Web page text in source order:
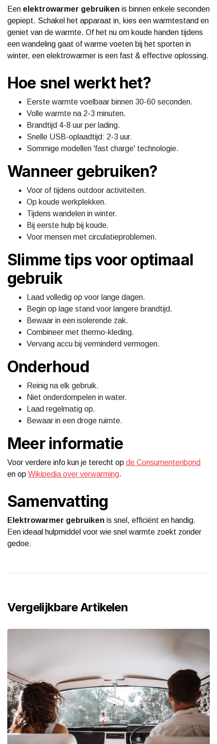
Een elektrowarmer gebruiken is binnen enkele seconden
gepiept. Schakel het apparaat in, kies een warmtestand en
geniet van de warmte. Of het nu om koude handen tijdens
een wandeling gaat of warme voeten bij het sporten in
winter, een elektrowarmer is een fast & effective oplossing.
Hoe snel werkt het?
Eerste warmte voelbaar binnen 30-60 seconden.
Volle warmte na 2-3 minuten.
Brandtijd 4-8 uur per lading.
Snelle USB-oplaadtijd: 2-3 uur.
Sommige modellen 'fast charge' technologie.
Wanneer gebruiken?
Voor of tijdens outdoor activiteiten.
Op koude werkplekken.
Tijdens wandelen in winter.
Bij eerste hulp bij koude.
Voor mensen met circulatieproblemen.
Slimme tips voor optimaal
gebruik
Laad volledig op voor lange dagen.
Begin op lage stand voor langere brandtijd.
Bewaar in een isolerende zak.
Combineer met thermo-kleding.
Vervang accu bij verminderd vermogen.
Onderhoud
Reinig na elk gebruik.
Niet onderdompelen in water.
Laad regelmatig op.
Bewaar in een droge ruimte.
Meer informatie
Voor verdere info kun je terecht op de Consumentenbond
en op Wikipedia over verwarming.
Samenvatting
Elektrowarmer gebruiken is snel, efficiënt en handig.
Een ideaal hulpmiddel voor wie snel warmte zoekt zonder
gedoe.
Vergelijkbare Artikelen